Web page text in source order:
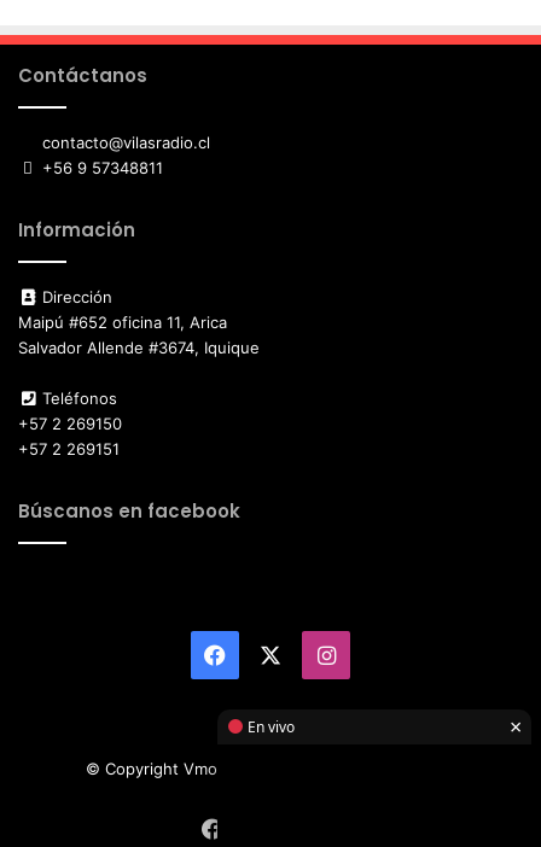
Contáctanos
contacto@vilasradio.cl
+56 9 57348811
Información
Dirección
Maipú #652 oficina 11, Arica
Salvador Allende #3674, Iquique
Teléfonos
+57 2 269150
+57 2 269151
Búscanos en facebook
Facebook Instagram
© Copyright Vmotor TI 2026, All Rights Reserved
En vivo ×